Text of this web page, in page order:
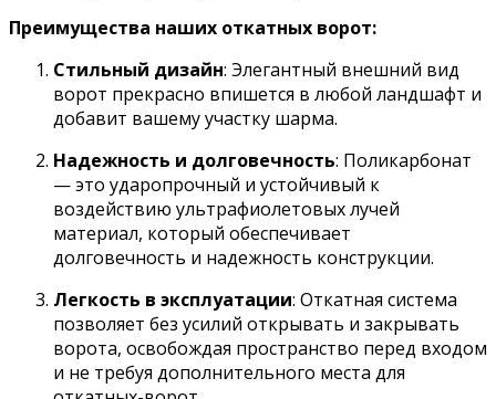
Преимущества наших откатных ворот:
Стильный дизайн: Элегантный внешний вид
ворот прекрасно впишется в любой ландшафт и
добавит вашему участку шарма.
Надежность и долговечность: Поликарбонат
— это ударопрочный и устойчивый к
воздействию ультрафиолетовых лучей
материал, который обеспечивает
долговечность и надежность конструкции.
Легкость в эксплуатации: Откатная система
позволяет без усилий открывать и закрывать
ворота, освобождая пространство перед входом
и не требуя дополнительного места для